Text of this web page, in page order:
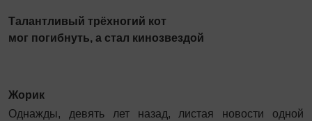
Талантливый трёхногий кот
мог погибнуть, а стал кинозвездой
Жорик
Однажды, девять лет назад, листая новости одной